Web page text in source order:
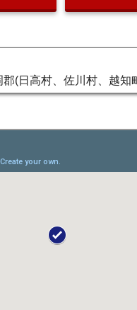
(日高村、佐川村、越知